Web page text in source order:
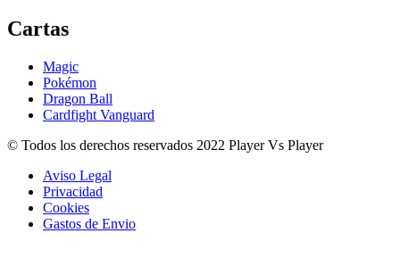
Cartas
Magic
Pokémon
Dragon Ball
Cardfight Vanguard
© Todos los derechos reservados 2022 Player Vs Player
Aviso Legal
Privacidad
Cookies
Gastos de Envio